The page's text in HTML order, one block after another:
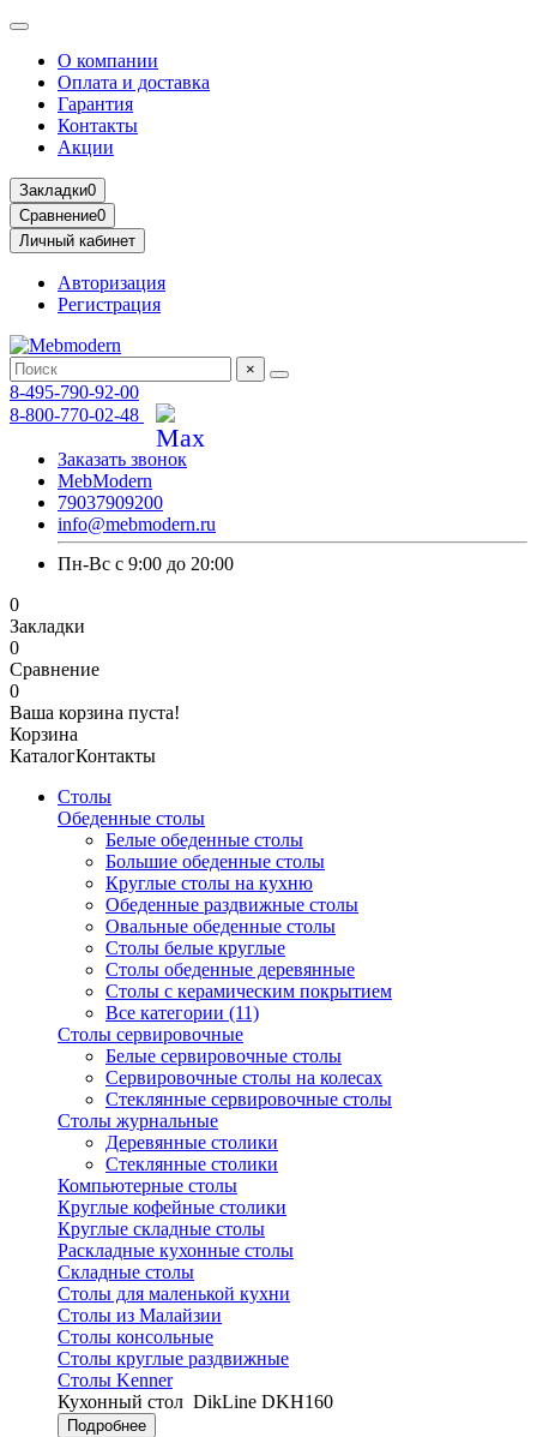
О компании
Оплата и доставка
Гарантия
Контакты
Акции
Закладки0
Сравнение0
Личный кабинет
Авторизация
Регистрация
×
8-495-790-92-00
8-800-770-02-48
Заказать звонок
MebModern
79037909200
info@mebmodern.ru
Пн-Вс с 9:00 до 20:00
0
Закладки
0
Сравнение
0
Ваша корзина пуста!
Корзина
КаталогКонтакты
Столы
Обеденные столы
Белые обеденные столы
Большие обеденные столы
Круглые столы на кухню
Обеденные раздвижные столы
Овальные обеденные столы
Столы белые круглые
Столы обеденные деревянные
Столы с керамическим покрытием
Все категории (11)
Столы сервировочные
Белые сервировочные столы
Сервировочные столы на колесах
Стеклянные сервировочные столы
Столы журнальные
Деревянные столики
Стеклянные столики
Компьютерные столы
Круглые кофейные столики
Круглые складные столы
Раскладные кухонные столы
Складные столы
Столы для маленькой кухни
Столы из Малайзии
Столы консольные
Столы круглые раздвижные
Столы Kenner
Кухонный стол DikLine DKH160
Подробнее